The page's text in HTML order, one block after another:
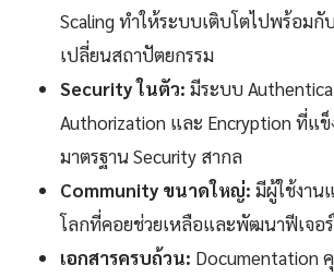
Scaling ทำให้ระบบเติบโตไปพร้อมกั
เปลี่ยนสถาปัตยกรรม
Security ในตัว: มีระบบ
Authorization และ Encryption ที่แข็
มาตรฐาน Security สากล
Community ขนาดใหญ่: มีผู้ใช้งา
โลกที่คอยช่วยเหลือและพัฒนาฟีเจอ
เอกสารครบถ้วน: Documentation